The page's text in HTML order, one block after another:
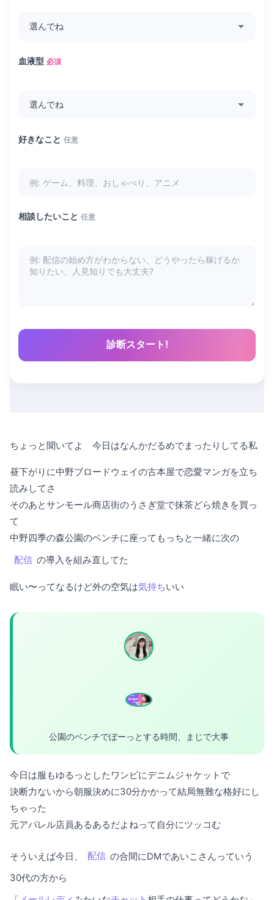
血液型 必須
好きなこと 任意
相談したいこと 任意
診断スタート!
ちょっと聞いてよ 今日はなんかだるめでまったりしてる私
昼下がりに中野ブロードウェイの古本屋で恋愛マンガを立ち
読みしてさ
そのあとサンモール商店街のうさぎ堂で抹茶どら焼きを買っ
て
中野四季の森公園のベンチに座ってもっちと一緒に次の
配信 の導入を組み直してた
眠い〜ってなるけど外の空気は気持ちいい
公園のベンチでぼーっとする時間、まじで大事
今日は服もゆるっとしたワンピにデニムジャケットで
決断力ないから朝服決めに30分かかって結局無難な格好にし
ちゃった
元アパレル店員あるあるだよねって自分にツッコむ
そういえば今日、 配信 の合間にDMであいこさんっていう
30代の方から